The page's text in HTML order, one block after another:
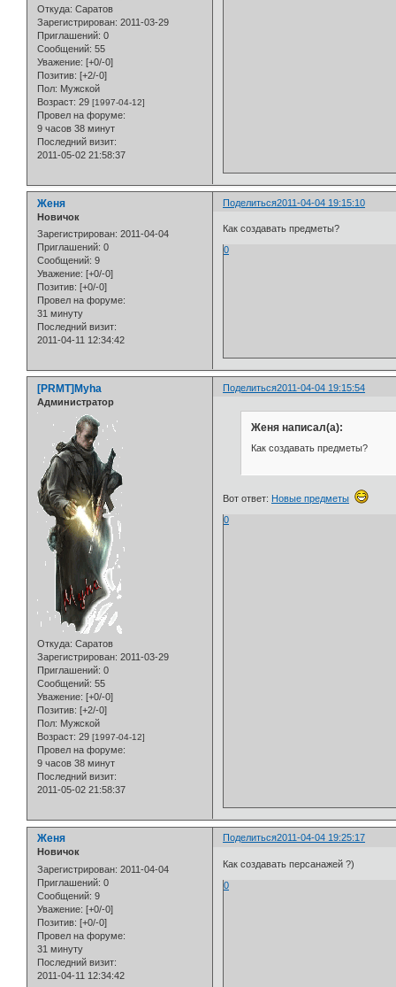
Откуда: Саратов
Зарегистрирован: 2011-03-29
Приглашений: 0
Сообщений: 55
Уважение: [+0/-0]
Позитив: [+2/-0]
Пол: Мужской
Возраст: 29 [1997-04-12]
Провел на форуме:
9 часов 38 минут
Последний визит:
2011-05-02 21:58:37
Поделиться2011-04-04 19:15:10
Женя
Новичок
Зарегистрирован: 2011-04-04
Приглашений: 0
Сообщений: 9
Уважение: [+0/-0]
Позитив: [+0/-0]
Провел на форуме:
31 минуту
Последний визит:
2011-04-11 12:34:42
Как создавать предметы?
0
Поделиться2011-04-04 19:15:54
[PRMT]Myha
Администратор
Откуда: Саратов
Зарегистрирован: 2011-03-29
Приглашений: 0
Сообщений: 55
Уважение: [+0/-0]
Позитив: [+2/-0]
Пол: Мужской
Возраст: 29 [1997-04-12]
Провел на форуме:
9 часов 38 минут
Последний визит:
2011-05-02 21:58:37
Женя написал(а):
Как создавать предметы?
Вот ответ: Новые предметы
0
Поделиться2011-04-04 19:25:17
Женя
Новичок
Зарегистрирован: 2011-04-04
Приглашений: 0
Сообщений: 9
Уважение: [+0/-0]
Позитив: [+0/-0]
Провел на форуме:
31 минуту
Последний визит:
2011-04-11 12:34:42
Как создавать персанажей ?)
0